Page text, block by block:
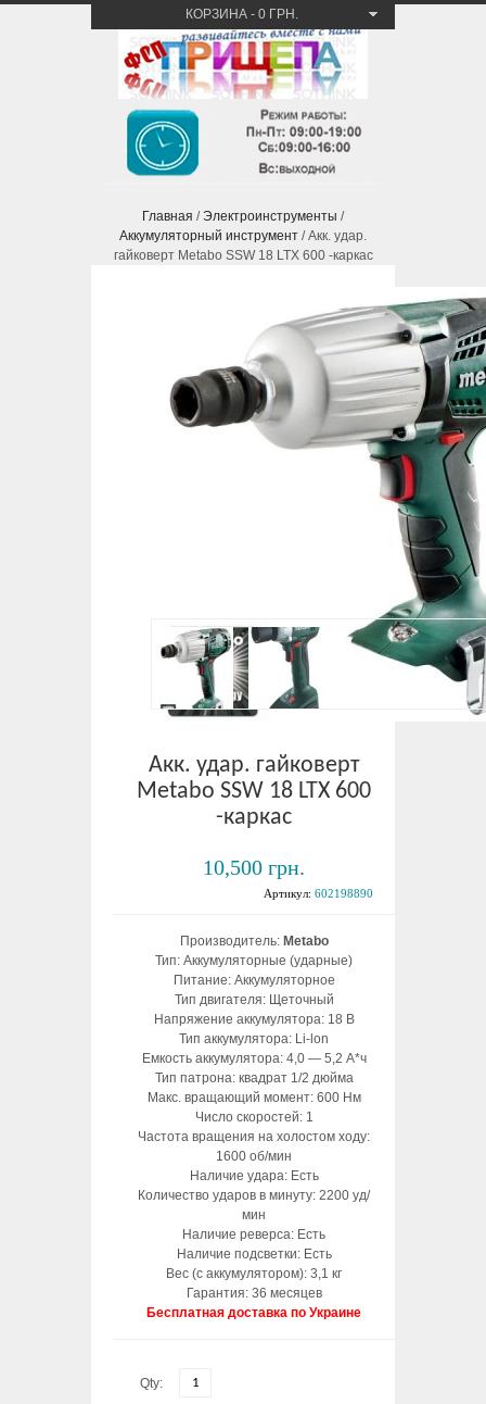
КОРЗИНА - 0 ГРН.
Главная /Электроинструменты /
Аккумуляторный инструмент / Акк. удар.
гайковерт Metabo SSW 18 LTX 600 -каркас
Акк. удар. гайковерт
Metabo SSW 18 LTX 600
-каркас
10,500 грн.
Артикул: 602198890
Производитель: Metabo
Тип: Аккумуляторные (ударные)
Питание: Аккумуляторное
Тип двигателя: Щеточный
Напряжение аккумулятора: 18 В
Тип аккумулятора: Li-lon
Емкость аккумулятора: 4,0 — 5,2 А*ч
Тип патрона: квадрат 1/2 дюйма
Макс. вращающий момент: 600 Нм
Число скоростей: 1
Частота вращения на холостом ходу:
1600 об/мин
Наличие удара: Есть
Количество ударов в минуту: 2200 уд/
мин
Наличие реверса: Есть
Наличие подсветки: Есть
Вес (с аккумулятором): 3,1 кг
Гарантия: 36 месяцев
Бесплатная доставка по Украине
Qty: